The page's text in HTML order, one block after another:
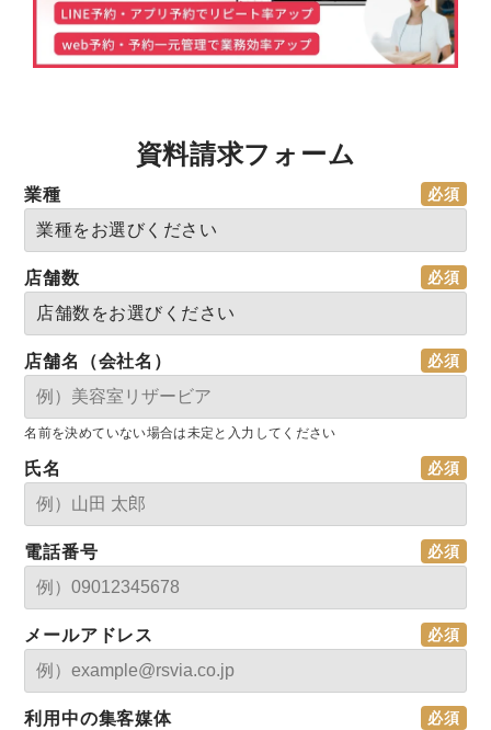
資料請求フォーム
業種
店舗数
店舗名（会社名）
名前を決めていない場合は未定と入力してください
氏名
電話番号
メールアドレス
利用中の集客媒体